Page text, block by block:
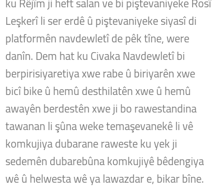
Leşkerî li ser erdê û piştevaniyeke siyasî di
platformên navdewletî de pêk tîne, were
danîn. Dem hat ku Civaka Navdewletî bi
berpirisiyaretiya xwe rabe û biriyarên xwe
bicî bike û hemû desthilatên xwe û hemû
awayên berdestên xwe ji bo rawestandina
tawanan li şûna weke temaşevanekê li vê
komkujiya dubarane raweste ku yek ji
sedemên dubarebûna komkujiyê bêdengiya
wê û helwesta wê ya lawazdar e, bikar bîne.